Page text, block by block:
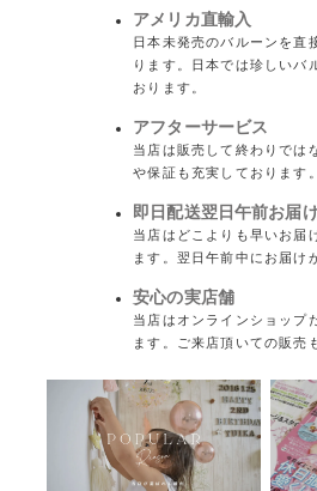
アメリカ直輸入
日本未発売のバルーンを直
ります。日本では珍しいバ
おります。
アフターサービス
当店は販売して終わりでは
や保証も充実しております。
即日配送翌日午前お届
当店はどこよりも早いお届
ます。翌日午前中にお届け
安心の実店舗
当店はオンラインショップ
ます。ご来店頂いての販売